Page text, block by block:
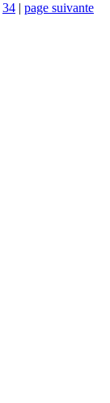
34 | page suivante